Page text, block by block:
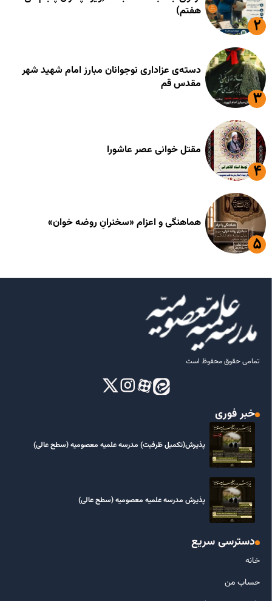
هفتم)
دسته‌ی عزاداری نوجوانان مبارز امام شهید شهر
مقدس قم
مقتل خوانی عصر عاشورا
هماهنگی و اعزام «سخنرانِ روضه خوان»
تمامی حقوق محفوظ است
خبر فوری
پذیرش(تکمیل ظرفیت) مدرسه علمیه معصومیه‌ (سطح عالی)
پذیرش مدرسه علمیه معصومیه‌ (سطح عالی)
دسترسی سریع
خانه
حساب من